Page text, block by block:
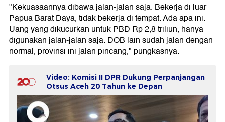
"Kekuasaannya dibawa jalan-jalan saja. Bekerja di luar
Papua Barat Daya, tidak bekerja di tempat. Ada apa ini.
Uang yang dikucurkan untuk PBD Rp 2,8 triliun, hanya
digunakan jalan-jalan saja. DOB lain sudah jalan dengan
normal, provinsi ini jalan pincang," pungkasnya.
Video: Komisi II DPR Dukung Perpanjangan
Otsus Aceh 20 Tahun ke Depan